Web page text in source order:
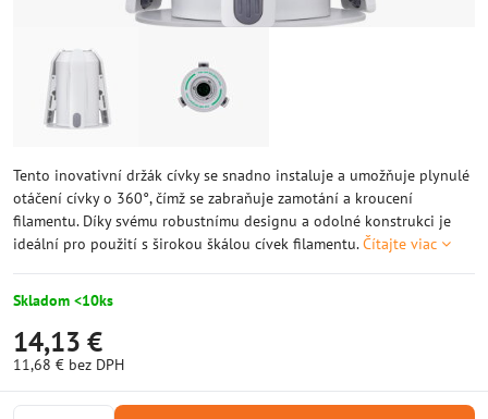
Tento inovativní držák cívky se snadno instaluje a umožňuje plynulé
otáčení cívky o 360°, čímž se zabraňuje zamotání a kroucení
filamentu. Díky svému robustnímu designu a odolné konstrukci je
ideální pro použití s širokou škálou cívek filamentu.Čítajte viac
Skladom <10ks
14,13 €
11,68 € bez DPH